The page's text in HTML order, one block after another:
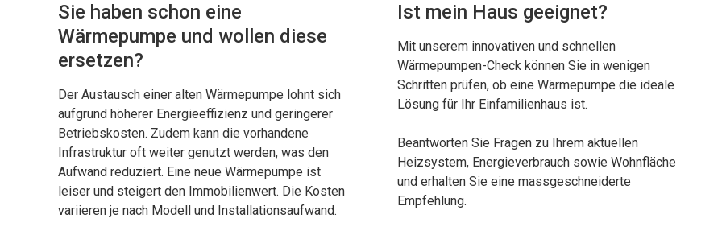
Sie haben schon eine
Wärmepumpe und wollen diese
ersetzen?
Der Austausch einer alten Wärmepumpe lohnt sich
aufgrund höherer Energieeffizienz und geringerer
Betriebskosten. Zudem kann die vorhandene
Infrastruktur oft weiter genutzt werden, was den
Aufwand reduziert. Eine neue Wärmepumpe ist
leiser und steigert den Immobilienwert. Die Kosten
variieren je nach Modell und Installationsaufwand.
Ist mein Haus geeignet?
Mit unserem innovativen und schnellen
Wärmepumpen-Check können Sie in wenigen
Schritten prüfen, ob eine Wärmepumpe die ideale
Lösung für Ihr Einfamilienhaus ist.
Beantworten Sie Fragen zu Ihrem aktuellen
Heizsystem, Energieverbrauch sowie Wohnfläche
und erhalten Sie eine massgeschneiderte
Empfehlung.